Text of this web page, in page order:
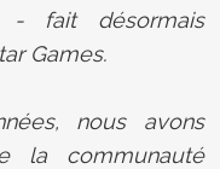
- fait désormais
Games.
nous avons
la communauté